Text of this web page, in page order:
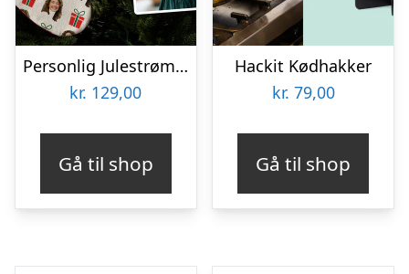
Personlig Julestrømpe med Foto
kr. 129,00
Gå til shop
Hackit Kødhakker
kr. 79,00
Gå til shop